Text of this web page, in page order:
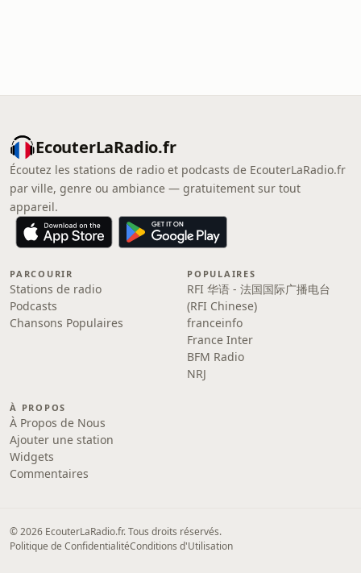
EcouterLaRadio.fr
Écoutez les stations de radio et podcasts de EcouterLaRadio.fr
par ville, genre ou ambiance — gratuitement sur tout
appareil.
PARCOURIR
Stations de radio
Podcasts
Chansons Populaires
POPULAIRES
RFI 华语 - 法国国际广播电台
(RFI Chinese)
franceinfo
France Inter
BFM Radio
NRJ
À PROPOS
À Propos de Nous
Ajouter une station
Widgets
Commentaires
© 2026 EcouterLaRadio.fr. Tous droits réservés.
Politique de ConfidentialitéConditions d'Utilisation